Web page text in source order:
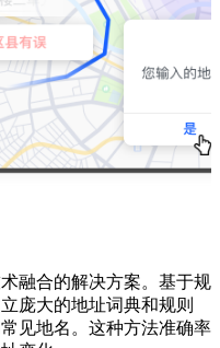
融合的解决方案。基于规
庞大的地址词典和规则
见地名。这种方法准确率